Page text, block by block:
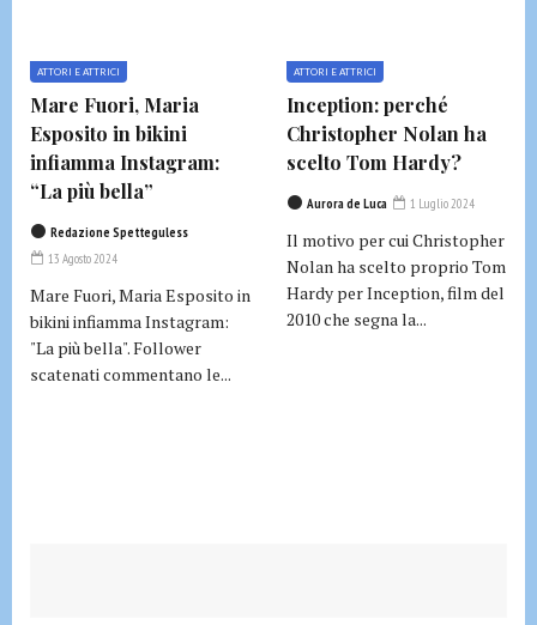
ATTORI E ATTRICI
Mare Fuori, Maria
Esposito in bikini
infiamma Instagram:
“La più bella”
Redazione Spetteguless
13 Agosto 2024
Mare Fuori, Maria Esposito in
bikini infiamma Instagram:
"La più bella". Follower
scatenati commentano le...
ATTORI E ATTRICI
Inception: perché
Christopher Nolan ha
scelto Tom Hardy?
Aurora de Luca 1 Luglio 2024
Il motivo per cui Christopher
Nolan ha scelto proprio Tom
Hardy per Inception, film del
2010 che segna la...